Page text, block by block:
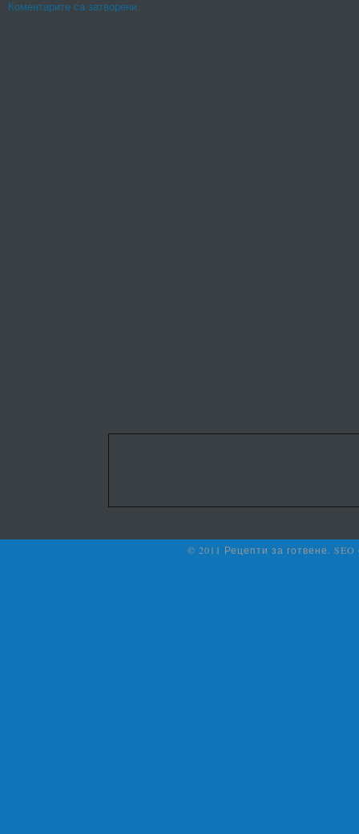
Коментарите са затворени.
© 2011 Рецепти за готвене.